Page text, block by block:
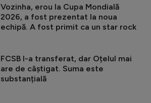
Vozinha, erou la Cupa Mondială
2026, a fost prezentat la noua
echipă. A fost primit ca un star rock
FCSB l-a transferat, dar Oțelul mai
are de câștigat. Suma este
substanțială